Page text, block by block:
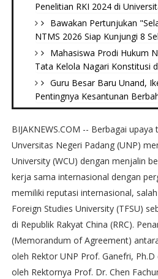
Penelitian RKI 2024 di
Bawakan Pertunjukan
NTMS 2026 Siap Kunjungi 8
Mahasiswa Prodi Hukum
Tata Kelola Nagari Konstitusi
Guru Besar Baru Unand,
Pentingnya Kesantunan
BIJAKNEWS.COM -- Berbagai
Unversitas Negeri Padang (UNP)
University (WCU) dengan menjalin
kerja sama internasional dengan
memiliki reputasi internasional,
Foreign Studies University (TFSU)
di Republik Rakyat China (RRC).
(Memorandum of Agreement)
oleh Rektor UNP Prof. Ganefri, Ph.D
oleh Rektornya Prof. Dr. Chen